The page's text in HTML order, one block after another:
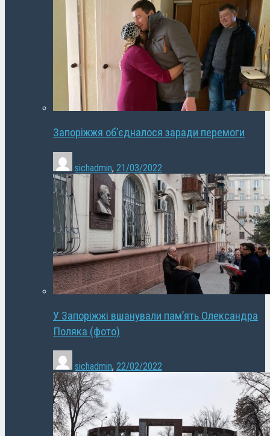
Запоріжжя об’єдналося заради перемоги
sichadmin, 21/03/2022
У Запоріжжі вшанували пам’ять Олександра
Поляка (фото)
sichadmin, 22/02/2022